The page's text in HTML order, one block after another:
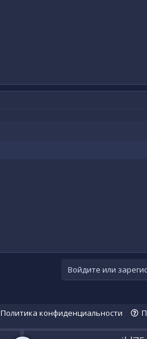
Войдите или
Политика конфиденциальности